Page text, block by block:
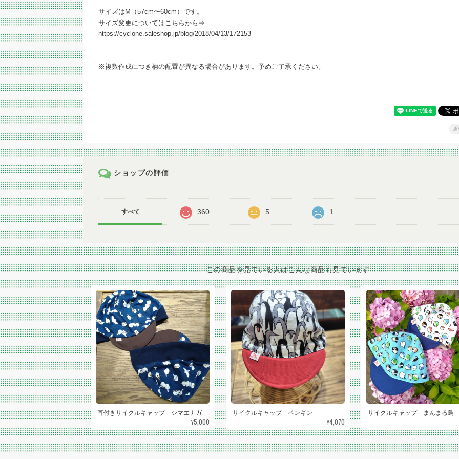
サイズはM（57cm〜60cm）です。
サイズ変更についてはこちらから⇒
https://cyclone.saleshop.jp/blog/2018/04/13/172153
※複数作成につき柄の配置が異なる場合があります。予めご了承ください。
通
ショップの評価
すべて 360 5 1
この商品を見ている人はこんな商品も見ています
耳付きサイクルキャップ シマエナガ
¥5,000
サイクルキャップ ペンギン
¥4,070
サイクルキャップ まんまる鳥